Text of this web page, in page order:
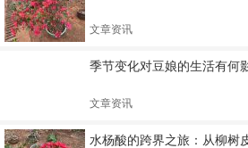
文章资讯
季节变化对豆娘的生活有何
文章资讯
水杨酸的跨界之旅：从柳树